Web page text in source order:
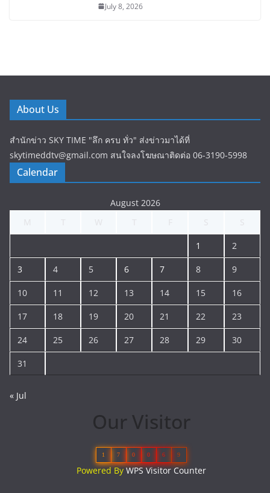
July 8, 2026
About Us
สำนักข่าว SKY TIME "ลึก ครบ ทั่ว" ส่งข่าวมาได้ที่
skytimeddtv@gmail.com สนใจลงโฆษณาติดต่อ 06-3190-5998
Calendar
August 2026
1 2
3 4 5 6 7 8 9
10 11 12 13 14 15 16
17 18 19 20 21 22 23
24 25 26 27 28 29 30
31
« Jul
Our Visitor
1 7 0 0 6 9
Powered ByWPS Visitor Counter